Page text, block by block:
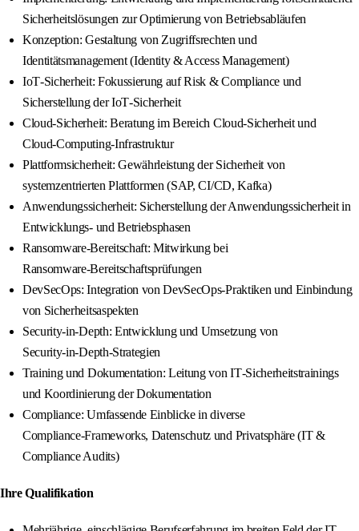
Sicherheitslösungen zur Optimierung von Betriebsabläufen
Konzeption: Gestaltung von Zugriffsrechten und
Identitätsmanagement (Identity & Access Management)
IoT‑Sicherheit: Fokussierung auf Risk & Compliance und
Sicherstellung der IoT‑Sicherheit
Cloud‑Sicherheit: Beratung im Bereich Cloud‑Sicherheit und
Cloud‑Computing‑Infrastruktur
Plattformsicherheit: Gewährleistung der Sicherheit von
systemzentrierten Plattformen (SAP, CI/CD, Kafka)
Anwendungssicherheit: Sicherstellung der Anwendungssicherheit in
Entwicklungs- und Betriebsphasen
Ransomware‑Bereitschaft: Mitwirkung bei
Ransomware‑Bereitschaftsprüfungen
DevSecOps: Integration von DevSecOps‑Praktiken und Einbindung
von Sicherheitsaspekten
Security‑in‑Depth: Entwicklung und Umsetzung von
Security‑in‑Depth‑Strategien
Training und Dokumentation: Leitung von IT‑Sicherheitstrainings
und Koordinierung der Dokumentation
Compliance: Umfassende Einblicke in diverse
Compliance‑Frameworks, Datenschutz und Privatsphäre (IT &
Compliance Audits)
Ihre Qualifikation